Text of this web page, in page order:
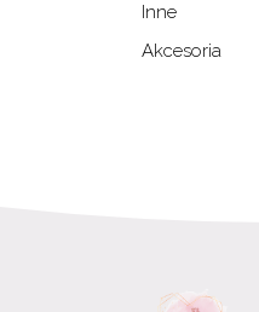
Inne
Akcesoria